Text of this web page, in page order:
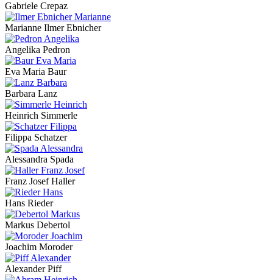
Gabriele Crepaz
Marianne Ilmer Ebnicher
Angelika Pedron
Eva Maria Baur
Barbara Lanz
Heinrich Simmerle
Filippa Schatzer
Alessandra Spada
Franz Josef Haller
Hans Rieder
Markus Debertol
Joachim Moroder
Alexander Piff